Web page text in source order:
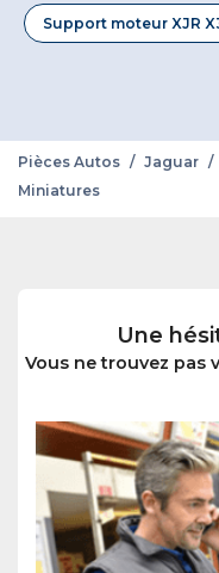
Support moteur XJR
Pièces Autos / Jaguar /
Miniatures
Une
Vous ne trouvez pas